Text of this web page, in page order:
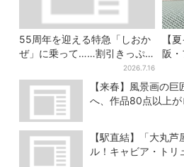
55周年を迎える特急「しおか
ぜ」に乗って……割引きっぷ
で、松山・道後温泉と南予を
満喫【大阪から愛媛へおトク
旅】
2026.7.16
【
阪・
き
活
【来春】風景画の
へ、作品80点以上
【駅直結】「大丸
ル！キャビア・ト